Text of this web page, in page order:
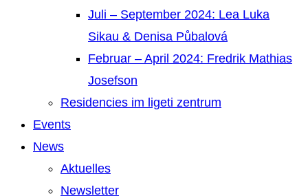
Juli – September 2024: Lea Luka
Sikau & Denisa Půbalová
Februar – April 2024: Fredrik Mathias
Josefson
Residencies im ligeti zentrum
Events
News
Aktuelles
Newsletter